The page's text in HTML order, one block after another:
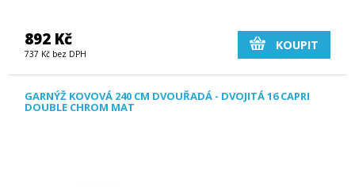
892 Kč
737 Kč bez DPH
KOUPIT
GARNÝŽ KOVOVÁ 240 CM DVOUŘADÁ - DVOJITÁ 16 CAPRI
DOUBLE CHROM MAT